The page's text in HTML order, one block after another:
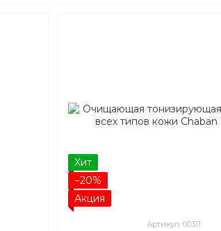
Хит
−20%
Акция
Артикул: 00311